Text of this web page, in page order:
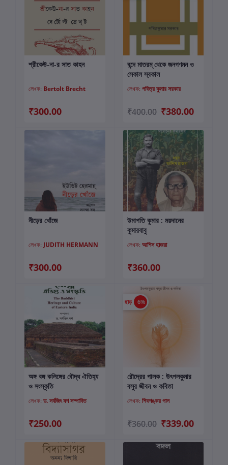
কার্টে যোগ করুন
শ্রীকেউ-না-র সাত কাহন
লেখক: Bertolt Brecht
₹300.00
কার্টে যোগ করুন
বন্দে মাতরম্ থেকে জনগণমন ও
সেকাল স্বকাল
লেখক: পবিত্র কুমার সরকার
₹400.00 ₹380.00
কার্টে যোগ করুন
নীড়ের খোঁজে
লেখক: JUDITH HERMANN
₹300.00
কার্টে যোগ করুন
উমাপতি কুমার : ময়দানের
কুমারবাবু
লেখক: আশিস হাজরা
₹360.00
কার্টে যোগ করুন
অঙ্গ বঙ্গ কলিঙ্গের বৌদ্ধ ঐতিহ্য
ও সংস্কৃতি
লেখক: ড. সর্বজিৎ যশ সম্পাদিত
₹250.00
ছাড় 6%
কার্টে যোগ করুন
রৌদ্রের পালক : উৎপলকুমার
বসুর জীবন ও কবিতা
লেখক: শিবশঙ্কর পাল
₹360.00 ₹339.00